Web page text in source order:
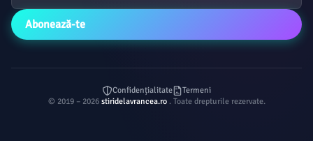
Abonează-te
Confidențialitate
Termeni
© 2019 – 2026 stiridelavrancea.ro . Toate drepturile rezervate.